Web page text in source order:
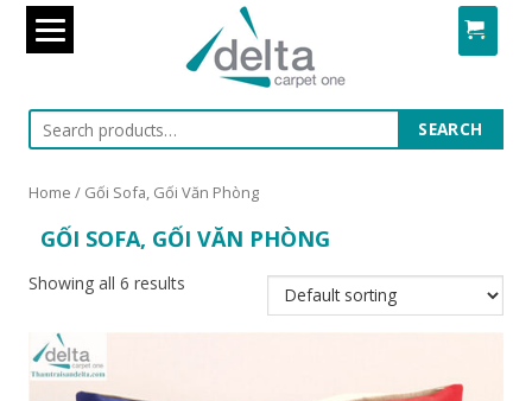
Search
for:
SEARCH
Home / Gối Sofa, Gối Văn Phòng
GỐI SOFA, GỐI VĂN PHÒNG
Showing all 6 results